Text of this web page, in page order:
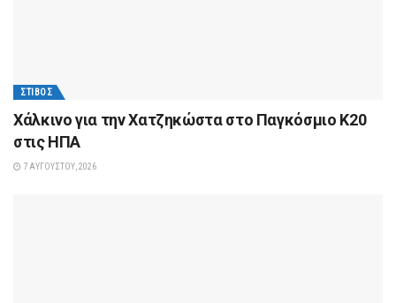
ΣΤΊΒΟΣ
Xάλκινο για την Χατζηκώστα στο Παγκόσμιο Κ20
στις ΗΠΑ
7 ΑΥΓΟΎΣΤΟΥ, 2026